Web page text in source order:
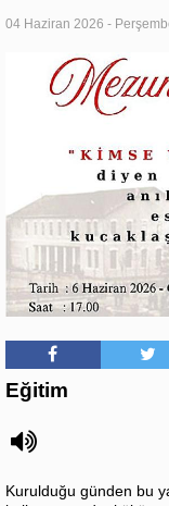
04 Haziran 2026 -
Eğitim
Kurulduğu günden bu